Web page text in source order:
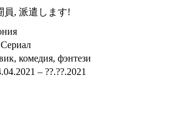
員, 派遣します!
комедия, фэнтези
– ??.??.2021